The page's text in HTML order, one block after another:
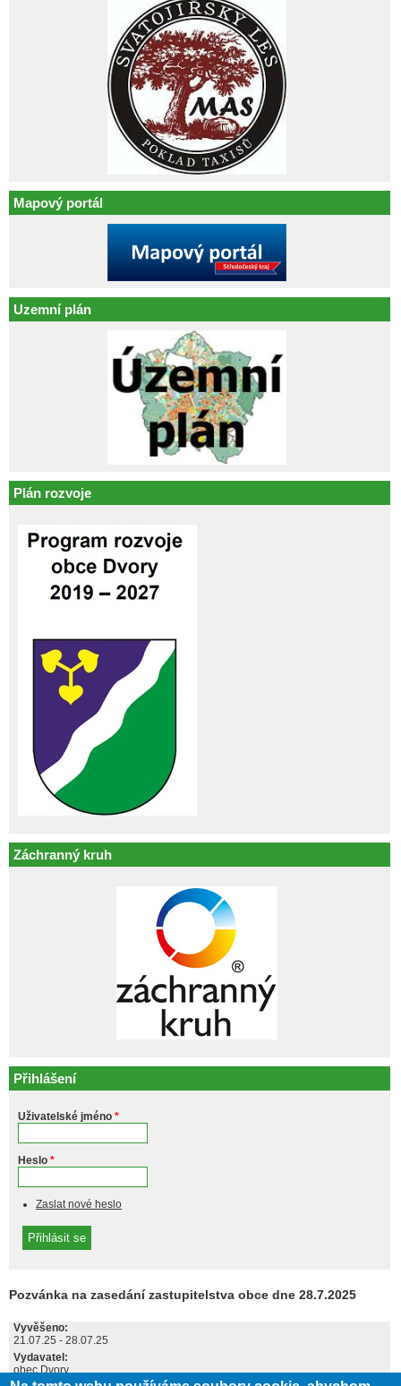
Mapový portál
Uzemní plán
Plán rozvoje
Záchranný kruh
Přihlášení
Uživatelské jméno *
Heslo *
Zaslat nové heslo
Pozvánka na zasedání zastupitelstva obce dne 28.7.2025
Vyvěšeno:
21.07.25 - 28.07.25
Vydavatel:
obec Dvory